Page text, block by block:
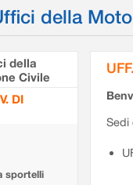
della
della
Civile
DI
sportelli
Sedi